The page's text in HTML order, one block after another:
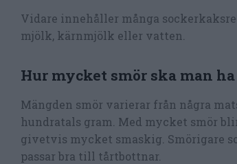
Vidare innehåller många
mjölk, kärnmjölk eller vatten.
Hur mycket smör ska man
Mängden smör varierar från några
hundratals gram. Med mycket smör
givetvis mycket smaskig. Smörigare
passar bra till tårtbottnar.